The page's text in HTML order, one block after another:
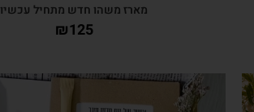
מארז משהו חדש מתחיל עכשיו
₪125